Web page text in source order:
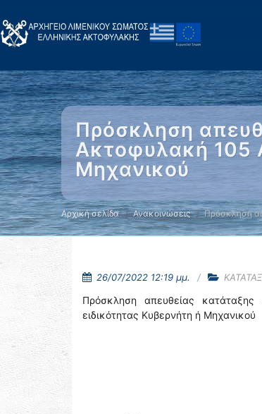
Πρόσκληση
Ακτοφυλακή 105
Μηχανικού
Αρχική σελίδα Ανακοινώσεις Πρόσκληση
26/07/2022 12:19 μμ.
Πρόσκληση απευθείας
ειδικότητας Κυβερνήτη ή Μηχανικού